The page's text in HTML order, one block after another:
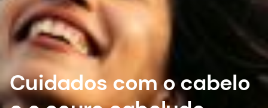
Cuidados com o cabelo